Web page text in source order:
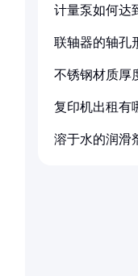
计量泵如何达
联轴器的轴孔
不锈钢材质厚
复印机出租有
溶于水的润滑